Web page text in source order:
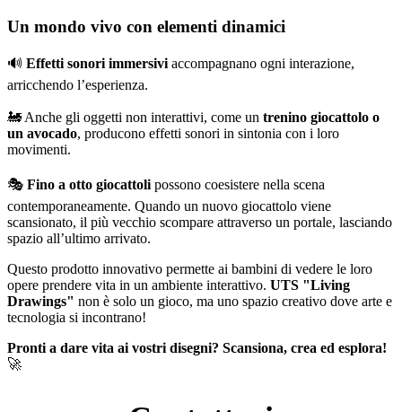
Un mondo vivo con elementi dinamici
🔊 Effetti sonori immersiviaccompagnano ogni interazione,
arricchendo l’esperienza.
🚂 Anche gli oggetti non interattivi, come un trenino giocattolo o
un avocado, producono effetti sonori in sintonia con i loro
movimenti.
🎭 Fino a otto giocattolipossono coesistere nella scena
contemporaneamente. Quando un nuovo giocattolo viene
scansionato, il più vecchio scompare attraverso un portale, lasciando
spazio all’ultimo arrivato.
Questo prodotto innovativo permette ai bambini di vedere le loro
opere prendere vita in un ambiente interattivo. UTS "Living
Drawings" non è solo un gioco, ma uno spazio creativo dove arte e
tecnologia si incontrano!
Pronti a dare vita ai vostri disegni? Scansiona, crea ed esplora!
🚀